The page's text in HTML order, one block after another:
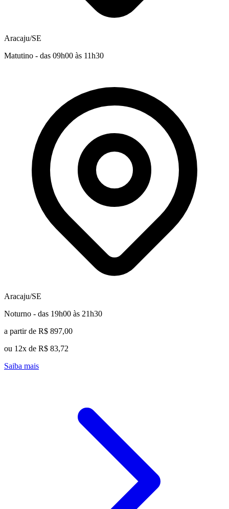
Aracaju/SE
Matutino - das 09h00 às 11h30
Aracaju/SE
Noturno - das 19h00 às 21h30
a partir de R$ 897,00
ou 12x de R$ 83,72
Saiba mais